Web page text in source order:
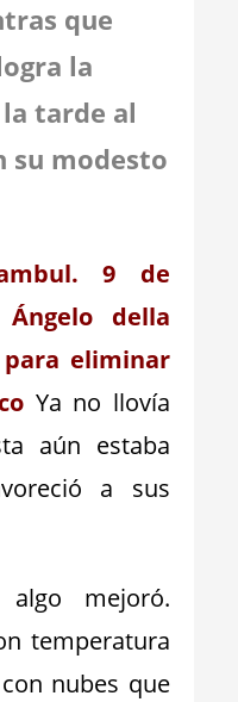
que
la
tarde al
su modesto
9 de
della
eliminar
Ya no llovía
aún estaba
a sus
mejoró.
temperatura
nubes que